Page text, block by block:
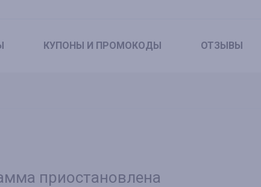
КУПОНЫ И ПРОМОКОДЫ ОТЗЫВЫ
приостановлена